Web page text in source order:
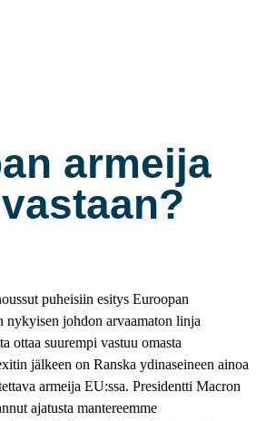
armeija
puheisiin esitys Euroopan
nykyisen johdon arvaamaton linja
ottaa suurempi vastuu omasta
jälkeen on Ranska ydinaseineen ainoa
armeija EU:ssa. Presidentti Macron
ajatusta mantereemme